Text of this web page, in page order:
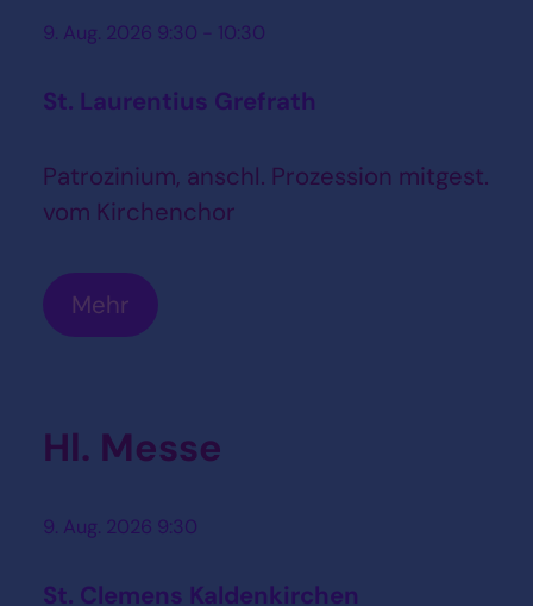
9. Aug. 2026 9:30 - 10:30
St. Laurentius Grefrath
Patrozinium, anschl. Prozession mitgest.
vom Kirchenchor
Mehr
Hl. Messe
9. Aug. 2026 9:30
St. Clemens Kaldenkirchen